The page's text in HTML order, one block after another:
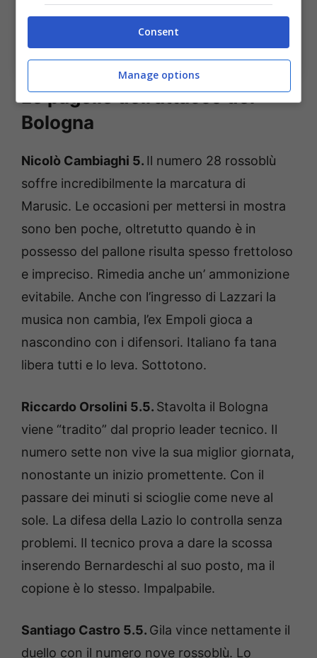
Le pagelle del centrocampo del Bologna. Bologna Sport
Via OneFootball)
Le pagelle dell’attacco del
Bologna
Nicolò Cambiaghi 5. Il numero 28 rossoblù
soffre incredibilmente la marcatura di
Marusic. Le occasioni per mettersi in mostra
sono ben poche, oltretutto quando è in
possesso del pallone risulta spesso frettoloso
e impreciso. Rimedia anche un’ ammonizione
evitabile. Anche con l’ingresso di Lazzari la
musica non cambia, l’ex Empoli gioca a
nascondino con i difensori. Italiano fa tana
libera tutti e lo leva. Sottotono.
Riccardo Orsolini 5.5. Stavolta il Bologna
viene “tradito” dal proprio leader tecnico. Il
numero sette non vive la sua miglior giornata,
nonostante un inizio promettente. Con il
passare dei minuti si scioglie come neve al
sole. La difesa della Lazio lo controlla senza
problemi. Il tecnico prova a dare la scossa
inserendo Bernardeschi al suo posto, ma il
copione è lo stesso. Impalpabile.
Santiago Castro 5.5. Gila vince nettamente il
duello con il numero nove rossoblù. Lo
Consent
Manage options